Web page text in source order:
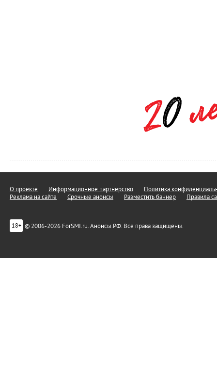
О проекте Информационное партнерство
Политика
Реклама на сайте
Срочные анонсы Разместить баннер Правила
18+ © 2006-2026 ForSMI.ru. Анонсы.РФ. Все права защищены.